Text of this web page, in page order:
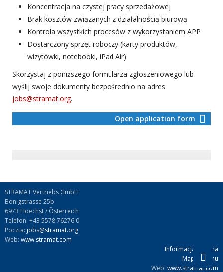
Koncentracja na czystej pracy sprzedażowej
Brak kosztów związanych z działalnością biurową
Kontrola wszystkich procesów z wykorzystaniem APP
Dostarczony sprzęt roboczy (karty produktów,
wizytówki, notebooki, iPad Air)
Skorzystaj z poniższego formularza zgłoszeniowego lub
wyślij swoje dokumenty bezpośrednio na adres
jobs@stramat.org.
Open application form
STRAMAT Vertriebs GmbH
Bonigstrasse 25b
6973 Hoechst / Österreich
Telefon: +43 5578 76276 0
Poczta: jobs@stramat.org
Web: www.stramat.com
Informacja prawna
Mapa terenu
Web: www.stramat.com